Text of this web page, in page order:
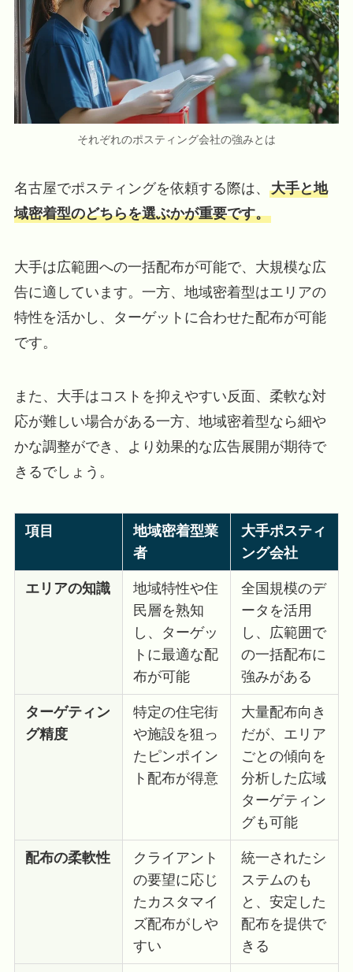
それぞれのポスティング会社の強みとは
名古屋でポスティングを依頼する際は、 大手と地
域密着型のどちらを選ぶかが重要です。
大手は広範囲への一括配布が可能で、大規模な広
告に適しています。一方、地域密着型はエリアの
特性を活かし、ターゲットに合わせた配布が可能
です。
また、大手はコストを抑えやすい反面、柔軟な対
応が難しい場合がある一方、地域密着型なら細や
かな調整ができ、より効果的な広告展開が期待で
きるでしょう。
項目
地域密着型業
者
大手ポスティ
ング会社
エリアの知識
地域特性や住
民層を熟知
し、ターゲッ
トに最適な配
布が可能
全国規模のデ
ータを活用
し、広範囲で
の一括配布に
強みがある
ターゲティン
グ精度
特定の住宅街
や施設を狙っ
たピンポイン
ト配布が得意
大量配布向き
だが、エリア
ごとの傾向を
分析した広域
ターゲティン
グも可能
配布の柔軟性
クライアント
の要望に応じ
たカスタマイ
ズ配布がしや
すい
統一されたシ
ステムのも
と、安定した
配布を提供で
きる